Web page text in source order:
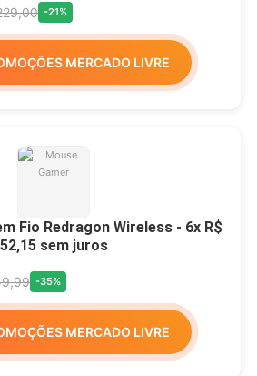
-21%
MERCADO LIVRE
Fio Redragon Wireless - 6x R$
52,15 sem juros
-35%
MERCADO LIVRE